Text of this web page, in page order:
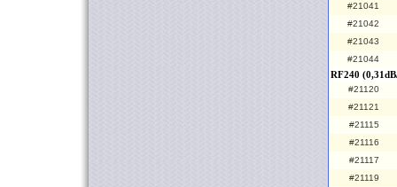
#21041
#21042
#21043
#21044
RF240
#21120
#21121
#21115
#21116
#21117
#21119